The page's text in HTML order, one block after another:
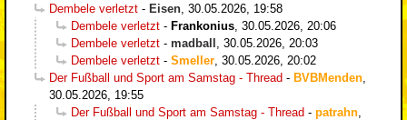
Dembele verletzt - Eisen 30.05.2026, 19:58
Dembele verletzt - Frankonius 30.05.2026, 20:06
Dembele verletzt - madball
30.05.2026, 20:03
Dembele verletzt - Smeller 30.05.2026, 20:02
Der Fußball und Sport am Samstag - Thread - BVBMenden
30.05.2026, 19:55
Der Fußball und Sport am Samstag - Thread - patrahn